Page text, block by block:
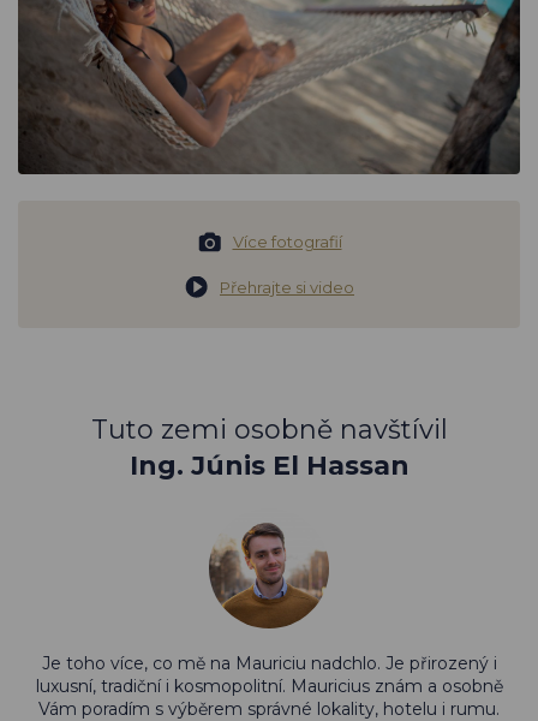
Více fotografií
Přehrajte si video
Tuto zemi osobně navštívil
Ing. Júnis El Hassan
Je toho více, co mě na Mauriciu nadchlo. Je přirozený i
luxusní, tradiční i kosmopolitní. Mauricius znám a osobně
Vám poradím s výběrem správné lokality, hotelu i rumu.